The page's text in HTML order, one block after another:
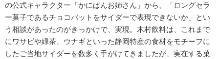
の公式キャラクター「かにぱんお姉さん」から、「ロングセラ
ー菓子であるチョコバットをサイダーで表現できないか」とい
う相談があったのがきっかけで、実現。木村飲料は、これまで
にワサビや緑茶、ウナギといった静岡特産の食材をモチーフに
したご当地サイダーを数多く手がけてきましたが、実在する菓